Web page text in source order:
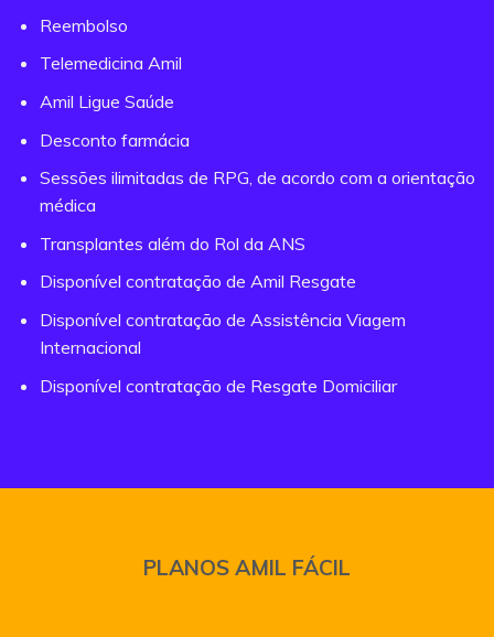
Reembolso
Telemedicina Amil
Amil Ligue Saúde
Desconto farmácia
Sessões ilimitadas de RPG, de acordo com a orientação
médica
Transplantes além do Rol da ANS
Disponível contratação de Amil Resgate
Disponível contratação de Assistência Viagem
Internacional
Disponível contratação de Resgate Domiciliar
PLANOS AMIL FÁCIL